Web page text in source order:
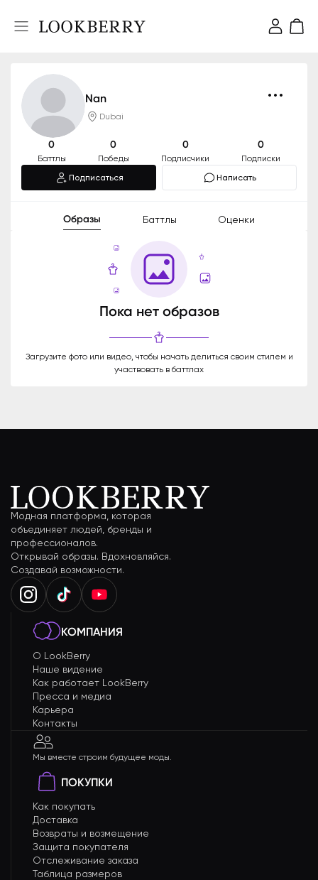
Nan
Dubai
0
Баттлы
0
Победы
0
Подписчики
0
Подписки
Подписаться
Написать
Образы Баттлы Оценки
Пока нет образов
Загрузите фото или видео, чтобы начать делиться своим стилем и
участвовать в баттлах
Модная платформа, которая
объединяет людей, бренды и
профессионалов.
Открывай образы. Вдохновляйся.
Создавай возможности.
КОМПАНИЯ
О LookBerry
Наше видение
Как работает LookBerry
Пресса и медиа
Карьера
Контакты
Мы вместе строим будущее моды.
ПОКУПКИ
Как покупать
Доставка
Возвраты и возмещение
Защита покупателя
Отслеживание заказа
Таблица размеров